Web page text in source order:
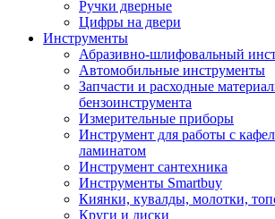
Ручки дверные
Цифры на двери
Инструменты
Абразивно-шлифовальный
Автомобильные инструменты
Запчасти и расходные
бензоинструмента
Измерительные приборы
Инструмент для работы с
ламинатом
Инструмент сантехника
Инструменты Smartbuy
Киянки, кувалды, молотки,
Круги и диски